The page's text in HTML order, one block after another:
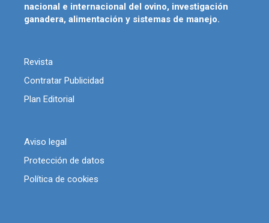
nacional e internacional del ovino, investigación
ganadera, alimentación y sistemas de manejo.
Revista
Contratar Publicidad
Plan Editorial
Aviso legal
Protección de datos
Política de cookies